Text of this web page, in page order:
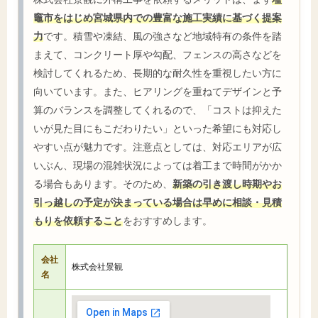
竈市をはじめ宮城県内での豊富な施工実績に基づく提案
力です。積雪や凍結、風の強さなど地域特有の条件を踏
まえて、コンクリート厚や勾配、フェンスの高さなどを
検討してくれるため、長期的な耐久性を重視したい方に
向いています。また、ヒアリングを重ねてデザインと予
算のバランスを調整してくれるので、「コストは抑えた
いが見た目にもこだわりたい」といった希望にも対応し
やすい点が魅力です。注意点としては、対応エリアが広
いぶん、現場の混雑状況によっては着工まで時間がかか
る場合もあります。そのため、 新築の引き渡し時期やお
引っ越しの予定が決まっている場合は早めに相談・見積
もりを依頼することをおすすめします。
会社
名
株式会社景観